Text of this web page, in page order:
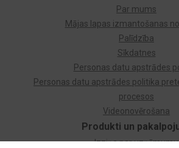
Produkti un
Izziņa par uzņēmumu
Par mums
Mājas lapas izmantošanas
Palīdzība
Sīkdatnes
Personas datu apstrādes
Personas datu apstrādes politika
procesos
Videonovērošana